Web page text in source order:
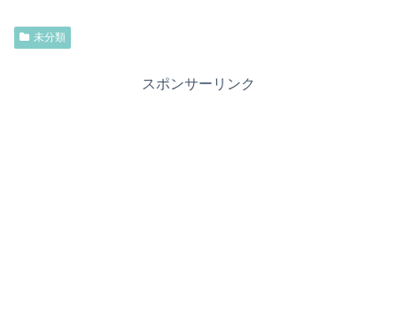
未分類
スポンサーリンク